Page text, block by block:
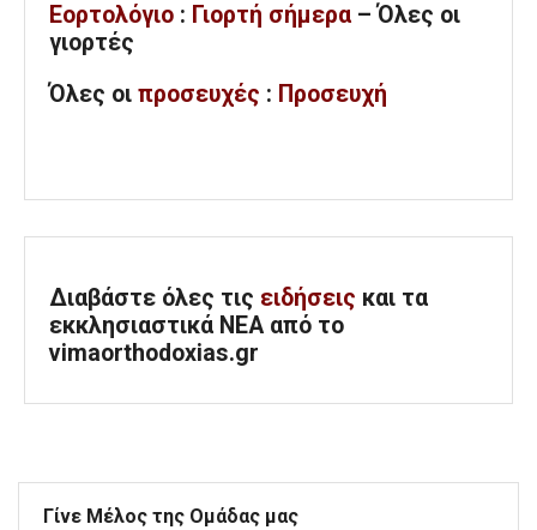
Εορτολόγιο : Γιορτή σήμερα – Όλες οι
γιορτές
Όλες οι προσευχές : Προσευχή
Διαβάστε όλες τις ειδήσεις και τα
εκκλησιαστικά ΝΕΑ από το
vimaorthodoxias.gr
Γίνε Μέλος της Ομάδας μας